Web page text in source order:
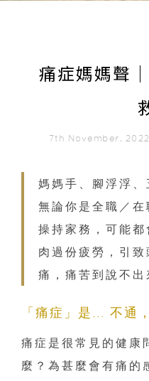
痛症媽媽聲
7th November, 2022
媽媽手、腳浮浮
無論你是全職／在
操持家務，可能
肉過份疲勞，引
痛，痛苦到說不出
「痛症」是... 不通
痛症是很常見的健康
麼？為甚麼會有痛的